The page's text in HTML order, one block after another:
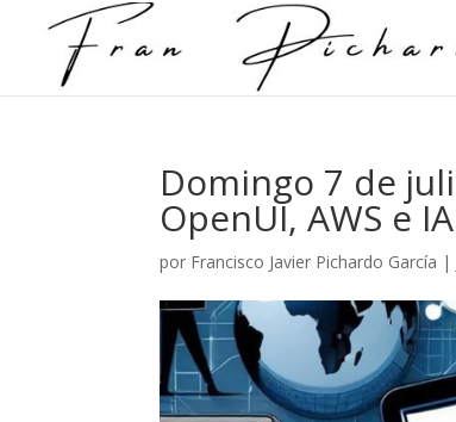
Domingo 7 de
OpenUI, AWS e
por Francisco Javier Pichardo García |